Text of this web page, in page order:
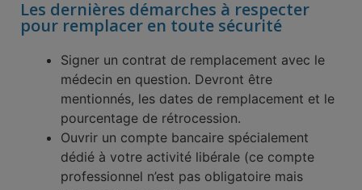
Les dernières démarches à respecter
pour remplacer en toute sécurité
Signer un contrat de remplacement avec le
médecin en question. Devront être
mentionnés, les dates de remplacement et le
pourcentage de rétrocession.
Ouvrir un compte bancaire spécialement
dédié à votre activité libérale (ce compte
professionnel n’est pas obligatoire mais